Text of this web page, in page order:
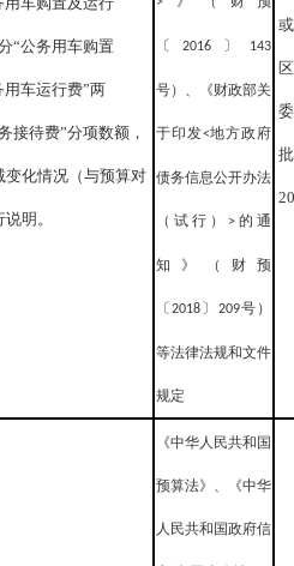
“公务用车购置
用车运行费”两
接待费”分项数额，
变化情况（与预算对
明。
〔 2016 〕 143
号）、《财政部关
于印发<地方政府
债务信息公开办法
（试行） > 的通
知》（财预
〔2018 〕 209号）
等法律法规和文件
规定
《中华人民共和国
预算法》、《中华
人民共和国政府信